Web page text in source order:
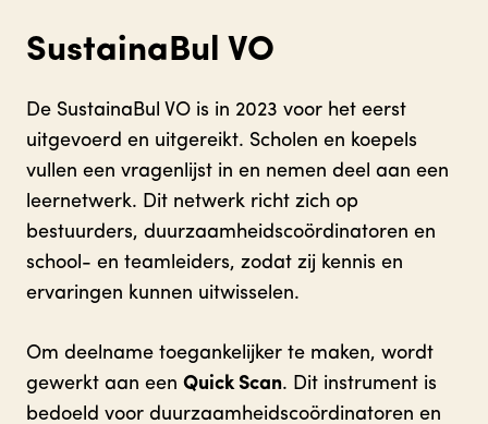
SustainaBul VO
De SustainaBul VO is in 2023 voor het eerst
uitgevoerd en uitgereikt. Scholen en koepels
vullen een vragenlijst in en nemen deel aan een
leernetwerk. Dit netwerk richt zich op
bestuurders, duurzaamheidscoördinatoren en
school- en teamleiders, zodat zij kennis en
ervaringen kunnen uitwisselen.
Om deelname toegankelijker te maken, wordt
gewerkt aan een Quick Scan. Dit instrument is
bedoeld voor duurzaamheidscoördinatoren en